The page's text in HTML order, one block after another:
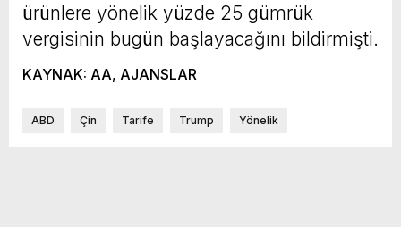
ürünlere yönelik yüzde 25 gümrük
vergisinin bugün başlayacağını bildirmişti.
KAYNAK: AA, AJANSLAR
ABD Çin Tarife Trump Yönelik